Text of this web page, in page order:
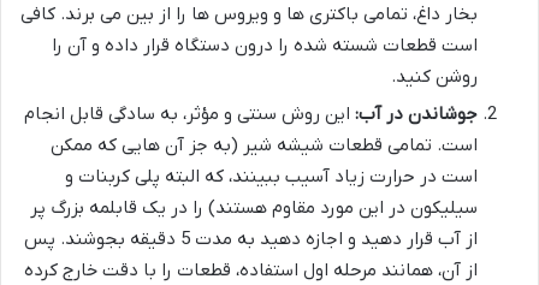
بخار داغ، تمامی باکتری ها و ویروس ها را از بین می برند. کافی
است قطعات شسته شده را درون دستگاه قرار داده و آن را
روشن کنید.
جوشاندن در آب: این روش سنتی و مؤثر، به سادگی قابل انجام
است. تمامی قطعات شیشه شیر (به جز آن هایی که ممکن
است در حرارت زیاد آسیب ببینند، که البته پلی کربنات و
سیلیکون در این مورد مقاوم هستند) را در یک قابلمه بزرگ پر
از آب قرار دهید و اجازه دهید به مدت 5 دقیقه بجوشند. پس
از آن، همانند مرحله اول استفاده، قطعات را با دقت خارج کرده